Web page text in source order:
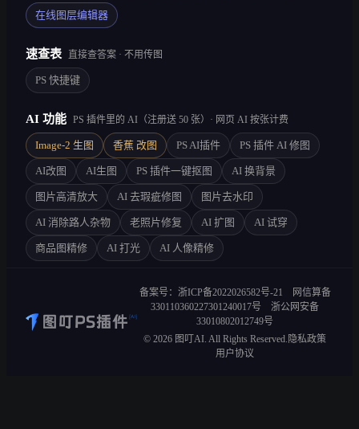
在线图层编辑器
速查表 直接查答案 · 不用传图
PS 快捷键
AI 功能 PS 插件里的 AI（注册送 50 张）· 网页 AI 按张计费
Image-2 生图 香蕉 改图 PS AI插件 PS 插件 AI 修图
AI改图 AI生图 PS 插件一键抠图 AI 换背景
图片高清放大 AI 去瑕疵修图 图片去水印
AI 消除路人杂物 老照片修复 AI 扩图 AI 试穿
商品图精修 AI 打光 AI 人像精修
备案号：浙ICP备2022026582号-21
网信算备
330110360227301240017号
浙公网安备
33010802012749号
©2026 图叮AI. All Rights Reserved. 隐私政策
用户协议